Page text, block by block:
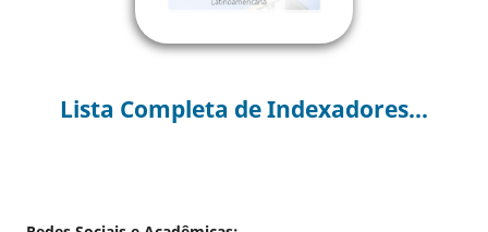
Lista Completa de Indexadores...